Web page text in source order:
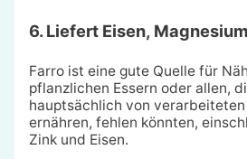
6. Liefert Eisen,
Farro ist eine gute Quelle für
pflanzlichen Essern oder allen,
hauptsächlich von
ernähren, fehlen könnten,
Zink und Eisen.